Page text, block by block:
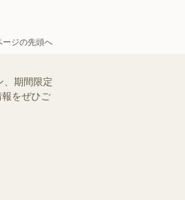
ージの先頭へ
、期間限定
をぜひご